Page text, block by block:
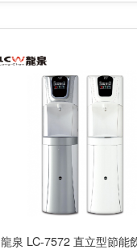
龍泉 LC-7572 直立型節能